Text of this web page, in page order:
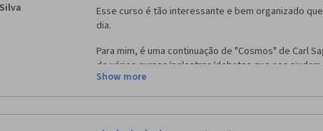
Silva
Esse curso é tão interessante e bem organizado
dia.
Para mim, é uma continuação de "Cosmos" de Carl
de vários cursos/palestras/debates que nos
imensidão que é o universo e a própria vida. Fico
professores que se propuseram a lecionar nesse
Show more